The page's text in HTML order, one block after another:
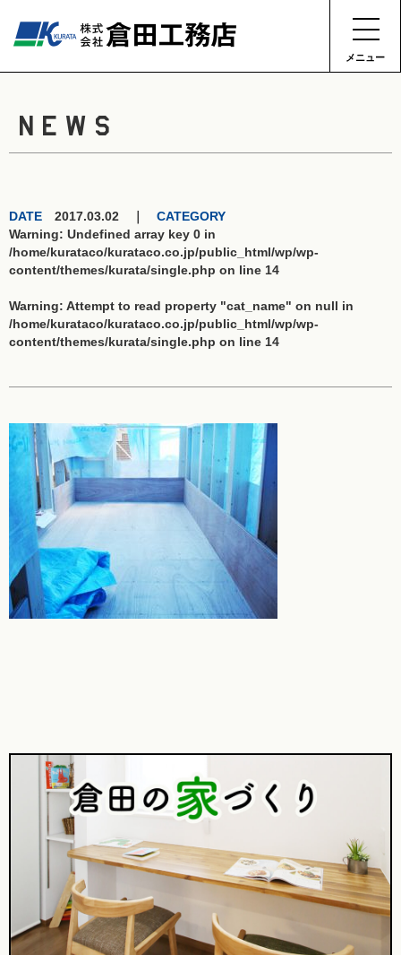
メニュー
NEWS
DATE 2017.03.02 ｜ CATEGORY
Warning: Undefined array key 0 in
/home/kurataco/kurataco.co.jp/public_html/wp/wp-
content/themes/kurata/single.php on line 14
Warning: Attempt to read property "cat_name" on null in
/home/kurataco/kurataco.co.jp/public_html/wp/wp-
content/themes/kurata/single.php on line 14